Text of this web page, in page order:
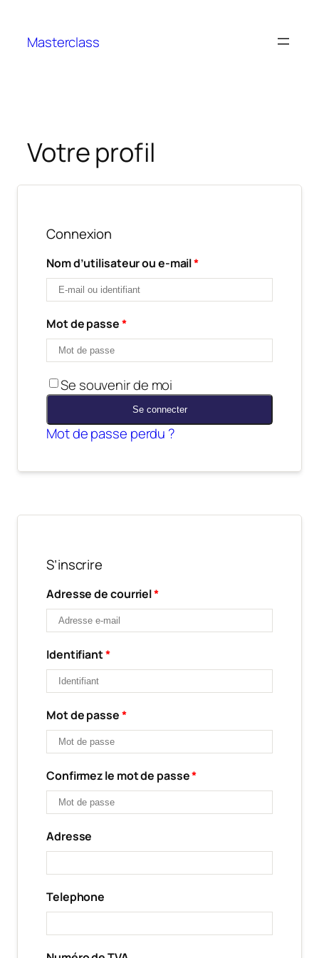
contenu
Masterclass
Votre profil
Connexion
Nom d’utilisateur ou e-mail*
Mot de passe*
Se souvenir de moi
Se connecter
Mot de passe perdu ?
S’inscrire
Adresse de courriel*
Identifiant*
Mot de passe*
Confirmez le mot de passe*
Adresse
Telephone